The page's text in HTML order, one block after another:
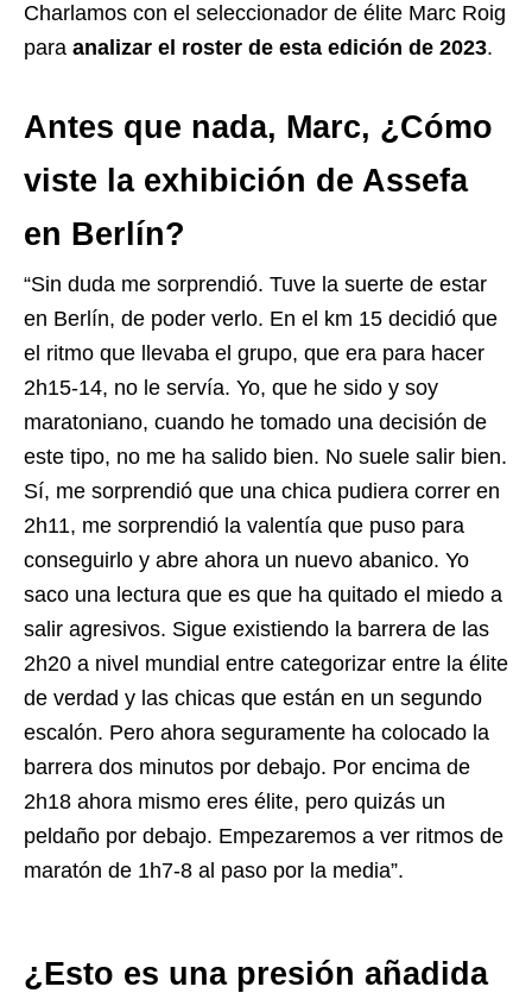
Charlamos con el seleccionador de élite Marc Roig
para analizar el roster de esta edición de 2023.
Antes que nada, Marc, ¿Cómo
viste la exhibición de Assefa
en Berlín?
“Sin duda me sorprendió. Tuve la suerte de estar
en Berlín, de poder verlo. En el km 15 decidió que
el ritmo que llevaba el grupo, que era para hacer
2h15-14, no le servía. Yo, que he sido y soy
maratoniano, cuando he tomado una decisión de
este tipo, no me ha salido bien. No suele salir bien.
Sí, me sorprendió que una chica pudiera correr en
2h11, me sorprendió la valentía que puso para
conseguirlo y abre ahora un nuevo abanico. Yo
saco una lectura que es que ha quitado el miedo a
salir agresivos. Sigue existiendo la barrera de las
2h20 a nivel mundial entre categorizar entre la élite
de verdad y las chicas que están en un segundo
escalón. Pero ahora seguramente ha colocado la
barrera dos minutos por debajo. Por encima de
2h18 ahora mismo eres élite, pero quizás un
peldaño por debajo. Empezaremos a ver ritmos de
maratón de 1h7-8 al paso por la media”.
¿Esto es una presión añadida